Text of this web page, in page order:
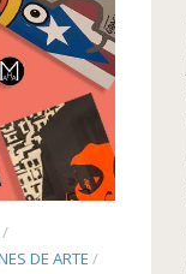
/
DE ARTE /